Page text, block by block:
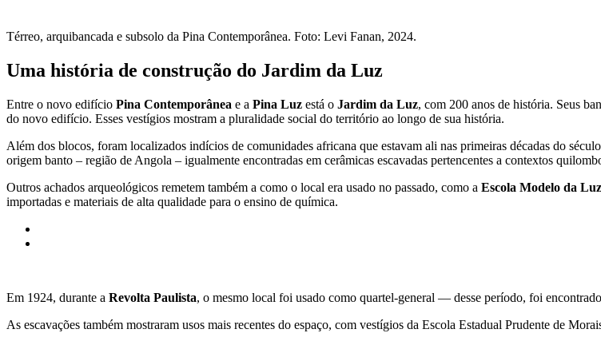
Térreo, arquibancada e subsolo da Pina Contemporânea. Foto: Levi Fanan, 2024.
Uma história de construção do Jardim da Luz
Entre o novo edifício Pina Contemporânea e a Pina Luz está o Jardim da Luz, com 200 anos de história. Seus
do novo edifício. Esses vestígios mostram a pluralidade social do território ao longo de sua história.
Além dos blocos, foram localizados indícios de comunidades africana que estavam ali nas primeiras décadas do
origem banto – região de Angola – igualmente encontradas em cerâmicas escavadas pertencentes a contextos
Outros achados arqueológicos remetem também a como o local era usado no passado, como a Escola Modelo da Luz
importadas e materiais de alta qualidade para o ensino de química.
Em 1924, durante a Revolta Paulista, o mesmo local foi usado como quartel-general — desse período, foi
As escavações também mostraram usos mais recentes do espaço, com vestígios da Escola Estadual Prudente de